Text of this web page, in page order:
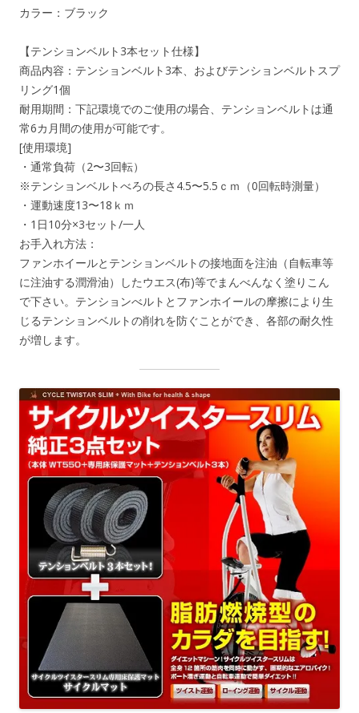
カラー：ブラック
【テンションベルト3本セット仕様】
商品内容：テンションベルト3本、およびテンションベルトスプ
リング1個
耐用期間：下記環境でのご使用の場合、テンションベルトは通
常6カ月間の使用が可能です。
[使用環境]
・通常負荷（2〜3回転）
※テンションベルトべろの長さ4.5〜5.5ｃｍ（0回転時測量）
・運動速度13〜18ｋｍ
・1日10分×3セット/一人
お手入れ方法：
ファンホイールとテンションベルトの接地面を注油（自転車等
に注油する潤滑油）したウエス(布)等でまんべんなく塗りこん
で下さい。テンションべルトとファンホイールの摩擦により生
じるテンションベルトの削れを防ぐことができ、各部の耐久性
が増します。